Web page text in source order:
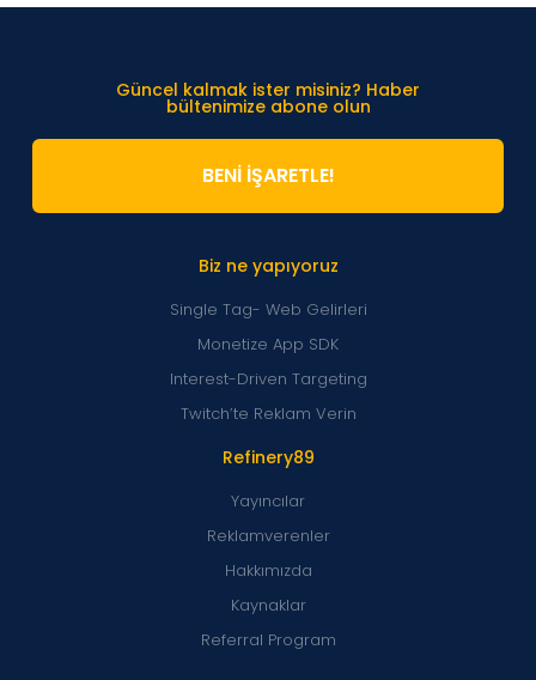
Refinery89
Yayıncılar
Reklamverenler
Hakkımızda
Kaynaklar
Referral Program
Biz ne yapıyoruz
Single Tag- Web Gelirleri
Monetize App SDK
Interest-Driven Targeting
Twitch’te Reklam Verin
Güncel kalmak ister misiniz? Haber
bültenimize abone olun
BENİ İŞARETLE!